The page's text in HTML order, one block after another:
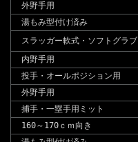
外野手用
湯もみ型付け済み
スラッガー軟式・ソフトグラブ
内野手用
投手・オールポジション用
外野手用
捕手・一塁手用ミット
160～170ｃｍ向き